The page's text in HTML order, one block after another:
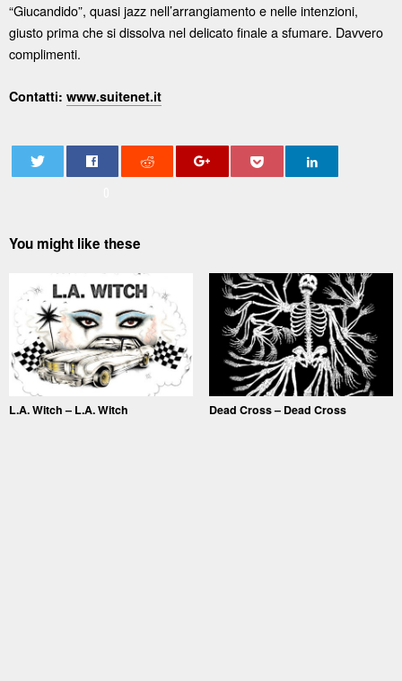
“Giucandido”, quasi jazz nell’arrangiamento e nelle intenzioni,
giusto prima che si dissolva nel delicato finale a sfumare. Davvero
complimenti.
Contatti: www.suitenet.it
You might like these
L.A. Witch – L.A. Witch Dead Cross – Dead Cross